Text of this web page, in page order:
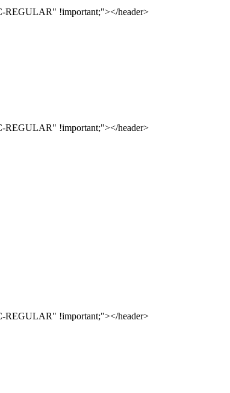
REGULAR" !important;"></header>
REGULAR" !important;"></header>
REGULAR" !important;"></header>